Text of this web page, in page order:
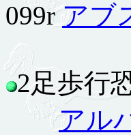
099rアブ
2足歩行
アル